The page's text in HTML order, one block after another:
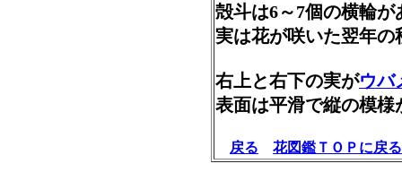
殻斗は6～7個の横輪
実は花が咲いた翌年
右上と右下の実がウバ
表面は平滑で縦の模様
戻る 花図鑑ＴＯＰに戻る